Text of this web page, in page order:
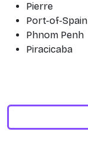
Pierre
Port-of-Spain
Phnom Penh
Piracicaba